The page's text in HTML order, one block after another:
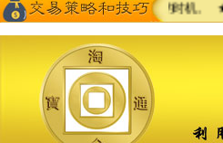
、斩仓和获利的时机。 ★ 处